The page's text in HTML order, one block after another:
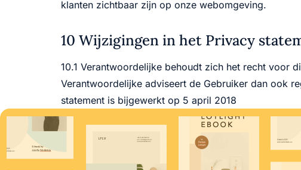
klanten zichtbaar zijn op onze webomgeving.
10 Wijzigingen in het Privacy
10.1 Verantwoordelijke behoudt zich het recht voor
Verantwoordelijke adviseert de Gebruiker dan ook
statement is bijgewerkt op 5 april 2018